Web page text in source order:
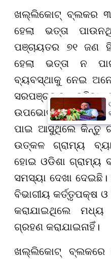
ଖଲ୍ଲିକୋଟ୍ ବ୍ଲକର
ହେଲା ଭତ୍ତା
ପଞ୍ଚାୟତର ୭୧ ଜଣ
ହେଲା ଭତ୍ତା ନ
ବ୍ୟବସ୍ଥାକୁ ନେଇ
ସରପଞ୍ଚଙ୍କ କହିବା
ଉପଭୋକ୍ତା ଉତ୍କଳ
ପାଇ ଆସୁଥିଲେ କିନ୍ତୁ
ଉତ୍କଳ ଗ୍ରାମ୍ୟ
ହୋଇ ଓଡିଶା ଗ୍ରାମ୍ୟ
ସମସ୍ୟା ଦେଖା
ବିଭାଗୀୟ କର୍ତ୍ତୃପକ୍ଷ
କରାଯାଇଥିଲେ ମଧ୍ୟ
ଗ୍ରହଣ କରାଯାଇନାହିଁ।
ଖଲ୍ଲିକୋଟ୍ ବ୍ଲକରେ